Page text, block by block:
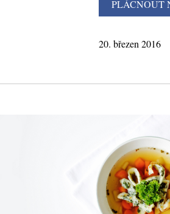
20. březen 2016